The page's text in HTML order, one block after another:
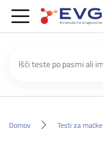
Domov Testi za mačke